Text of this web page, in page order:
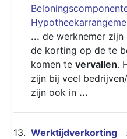
... de werknemer zijn
de korting op de te
komen te vervallen.
zijn bij veel
zijn ook in ...
13. Werktijdverkorting